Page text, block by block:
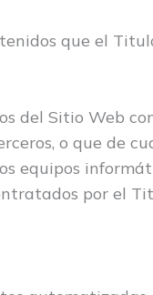
que el
del Sitio Web
o que de
equipos
por el